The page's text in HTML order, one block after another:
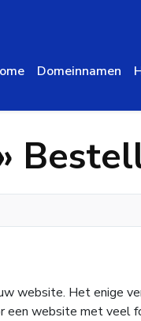
Domeinnamen
website. Het enige
website met veel